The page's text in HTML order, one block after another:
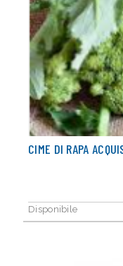
CIME DI RAPA
Disponibile